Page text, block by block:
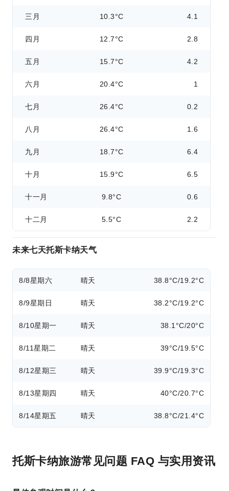
三月 10.3°C 4.1
四月 12.7°C 2.8
五月 15.7°C 4.2
六月 20.4°C 1
七月 26.4°C 0.2
八月 26.4°C 1.6
九月 18.7°C 6.4
十月 15.9°C 6.5
十一月 9.8°C 0.6
十二月 5.5°C 2.2
未来七天托斯卡纳天气
8/8星期六 晴天 38.8°C/19.2°C
8/9星期日 晴天 38.2°C/19.2°C
8/10星期一 晴天 38.1°C/20°C
8/11星期二 晴天 39°C/19.5°C
8/12星期三 晴天 39.9°C/19.3°C
8/13星期四 晴天 40°C/20.7°C
8/14星期五 晴天 38.8°C/21.4°C
托斯卡纳旅游常见问题 FAQ 与实用资讯